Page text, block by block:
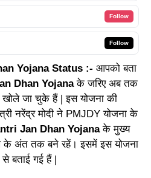
Follow
Follow
Yojana Status :- आपको बता
Dhan Yojanaके जरिए अब तक
खोले जा चुके हैं | इस योजना की
नरेंद्र मोदी ने PMJDY योजना के
Jan Dhan Yojanaके मुख्य
अंत तक बने रहें। इसमें इस योजना
से बताई गई हैं |